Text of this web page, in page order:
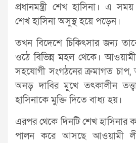
প্রধানমন্ত্রী শেখ হাসিনা। এ
শেখ হাসিনা অসুস্থ হয়ে পড়েন।
তখন বিদেশে চিকিৎসার জন্য
ওঠে বিভিন্ন মহল থেকে।
সহযোগী সংগঠনের ক্রমাগত
অনড় দাবির মুখে তৎকালীন
হাসিনাকে মুক্তি দিতে বাধ্য হয়।
এরপর থেকে দিনটি শেখ হাসিনার
পালন করে আসছে আওয়ামী